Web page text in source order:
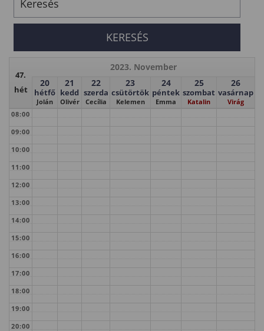
47.
hét
2023. November
20
hétfő
Jolán
21
kedd
Olivér
22
szerda
Cecília
23
csütörtök
Kelemen
24
péntek
Emma
25
szombat
Katalin
26
vasárnap
Virág
08:00
09:00
10:00
11:00
12:00
13:00
14:00
15:00
16:00
17:00
18:00
19:00
20:00